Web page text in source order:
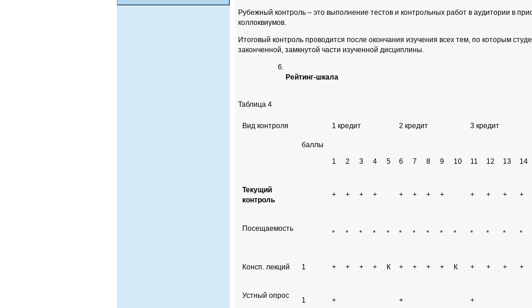
Рубежный контроль – это выполнение тестов и контрольных работ в аудитории в
коллоквиумов.
Итоговый контроль проводится после окончания изучения всех тем, по которым
законченной, замкнутой части изученной дисциплины.
Рейтинг-шкала
Таблица 4
Вид контроля
баллы
1 кредит 2 кредит 3 кредит
1 2 3 4 5 6 7 8 9 10 11 12 13 14
Текущий
контроль
+ + + + + + + + + + + +
Посещаемость
* * * * * * * * * * * * * *
Консп. лекций 1 + + + + К + + + + К + + + +
Устный опрос
1 + + +